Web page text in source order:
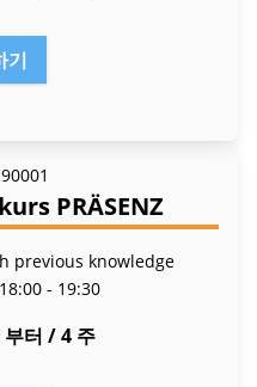
기
90001
PRÄSENZ
previous knowledge
18:00 - 19:30
부터 / 4 주